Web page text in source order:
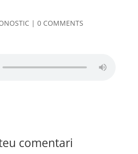
| 0 COMMENTS
comentari